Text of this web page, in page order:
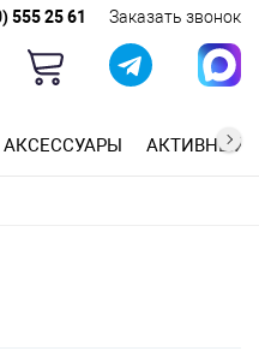
555 25 61 Заказать звонок
АКСЕССУАРЫ АКТИВНЫЙ